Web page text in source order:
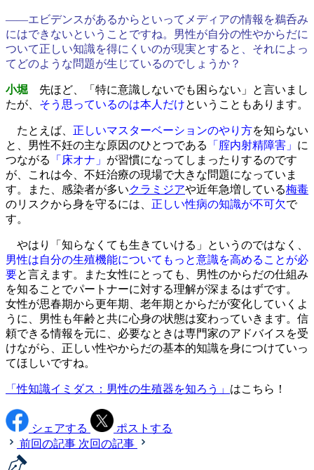
――エビデンスがあるからといってメディアの情報を鵜呑み
にはできないということですね。男性が自分の性やからだに
ついて正しい知識を得にくいのが現実とすると、それによっ
てどのような問題が生じているのでしょうか？
小堀 先ほど、「特に意識しないでも困らない」と言いまし
たが、 そう思っているのは本人だけということもあります。
たとえば、 正しいマスターベーションのやり方を知らない
と、男性不妊の主な原因のひとつである
「腟内射精障害」 に
つながる
「床オナ」 が習慣になってしまったりするのです
が、これは今、不妊治療の現場で大きな問題になっていま
す。また、感染者が多いクラミジアや近年急増している梅毒
のリスクから身を守るには、 正しい性病の知識が不可欠で
す。
やはり「知らなくても生きていける」というのではなく、
男性は自分の生殖機能についてもっと意識を高めることが必
要と言えます。また女性にとっても、男性のからだの仕組み
を知ることでパートナーに対する理解が深まるはずです。
女性が思春期から更年期、老年期とからだが変化していくよ
うに、男性も年齢と共に心身の状態は変わっていきます。信
頼できる情報を元に、必要なときは専門家のアドバイスを受
けながら、正しい性やからだの基本的知識を身につけていっ
てほしいですね。
「性知識イミダス：男性の生殖器を知ろう」 はこちら！
シェアする
ポストする
前回の記事 次回の記事